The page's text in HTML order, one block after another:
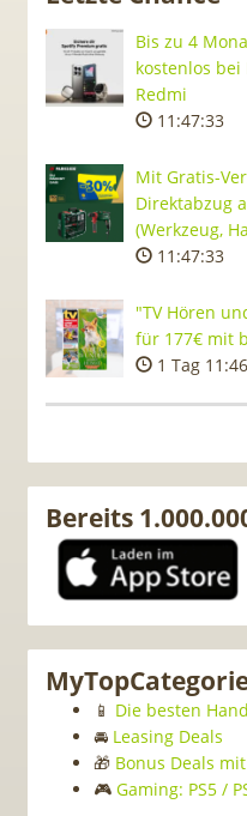
Bis zu 4
kostenlos bei
Redmi
11:47:32
Mit Gratis-
Direktabzug
(Werkzeug,
11:47:32
"TV Hören
für 177€ mit
1 Tag
Bereits
📱 Die besten
🚘 Leasing Deals
🎁 Bonus Deals
🎮 Gaming: PS5 /